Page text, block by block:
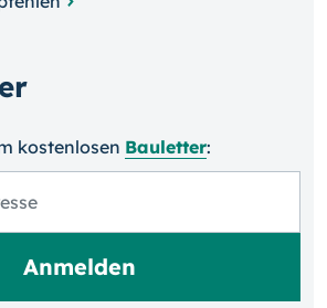
kosten­losen Bauletter: